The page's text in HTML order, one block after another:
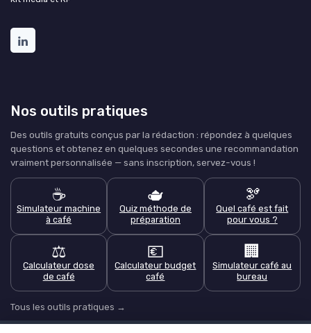
Nos outils pratiques
Des outils gratuits conçus par la rédaction : répondez à quelques
questions et obtenez en quelques secondes une recommandation
vraiment personnalisée — sans inscription, servez-vous !
☕
Simulateur machine
à café
🫖
Quiz méthode de
préparation
🫘
Quel café est fait
pour vous ?
⚖️
Calculateur dose
de café
💶
Calculateur budget
café
🏢
Simulateur café au
bureau
Tous les outils pratiques →